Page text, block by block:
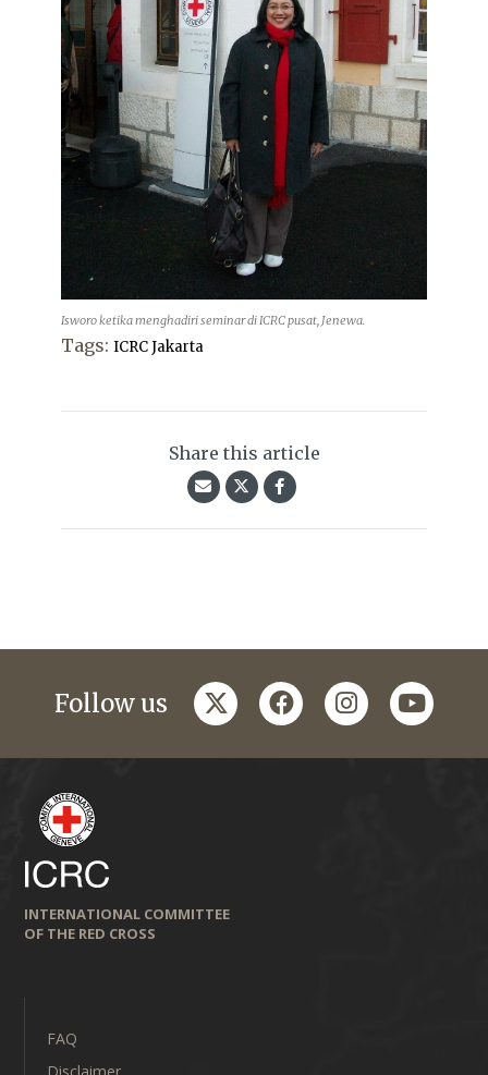
Isworo ketika menghadiri seminar di ICRC pusat, Jenewa.
Tags: ICRC Jakarta
Share this article
Follow us twitterfacebookinstagramyoutube
INTERNATIONAL COMMITTEE
OF THE RED CROSS
FAQ